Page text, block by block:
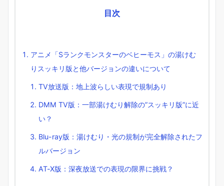
目次
アニメ「Sランクモンスターのベヒーモス」の湯けむ
りスッキリ版と他バージョンの違いについて
TV放送版：地上波らしい表現で規制あり
DMM TV版：一部湯けむり解除の”スッキリ版”に近
い？
Blu-ray版：湯けむり・光の規制が完全解除されたフ
ルバージョン
AT-X版：深夜放送での表現の限界に挑戦？